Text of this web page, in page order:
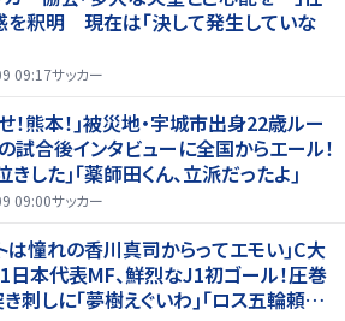
を釈明 現在は「決して発生していな
09:17サッカー
！熊本！｣被災地・宇城市出身22歳ルー
試合後インタビューに全国からエール！
きした｣｢薬師田くん、立派だったよ｣
09:00サッカー
は憧れの香川真司からってエモい｣C大
日本代表MF、鮮烈なJ1初ゴール！圧巻
刺しに｢夢樹えぐいわ｣｢ロス五輪頼む